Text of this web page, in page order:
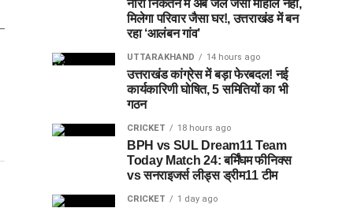
नारी निकेतन में अब जेल जैसा माहौल नहीं,
मिलेगा परिवार जैसा घर!, उत्तराखंड में बन
रहा ‘आलंबन गांव’
UTTARAKHAND 14 hours ago
उत्तराखंड कांग्रेस में बड़ा फेरबदल! नई
कार्यकारिणी घोषित, 5 समितियों का भी
गठन
CRICKET 18 hours ago
BPH vs SUL Dream11 Team
Today Match 24: बर्मिंघम फीनिक्स
vs सनराइजर्स लीड्स ड्रीम11 टीम
CRICKET 1 day ago